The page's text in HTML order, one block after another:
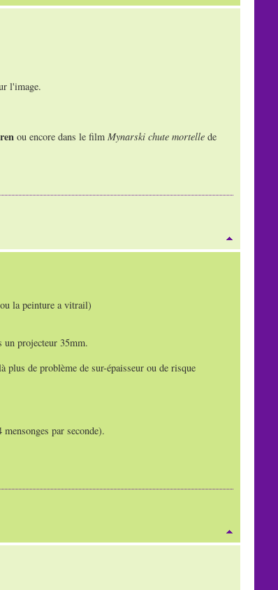
l'image.
ou encore dans le film Mynarski chute mortellede
la peinture a vitrail)
un projecteur 35mm.
plus de problème de sur-épaisseur ou de risque
par seconde).